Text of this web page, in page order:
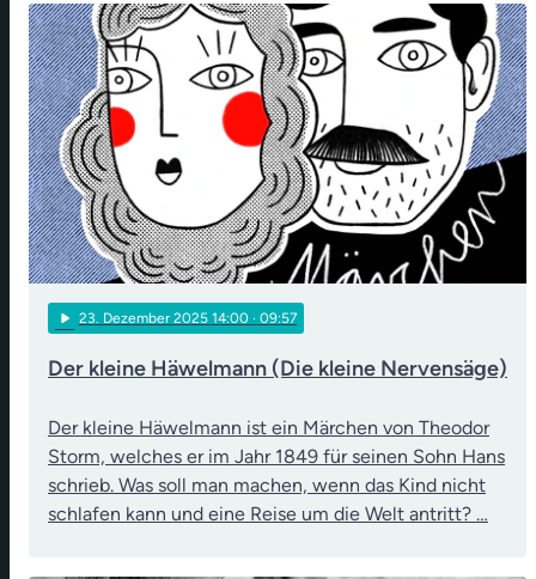
play_arrow 23. Dezember 2025 14:00 · 09:57
Der kleine Häwelmann (Die kleine Nervensäge)
Der kleine Häwelmann ist ein Märchen von Theodor
Storm, welches er im Jahr 1849 für seinen Sohn Hans
schrieb. Was soll man machen, wenn das Kind nicht
schlafen kann und eine Reise um die Welt antritt? …